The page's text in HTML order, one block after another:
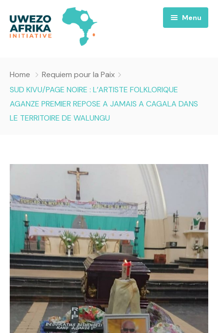
Menu
Nous
A propos
Projets
Santé
Politique
Technologies
Entreprenariat
Home
Requiem pour la Paix
SUD KIVU/PAGE NOIRE : L’ARTISTE FOLKLORIQUE
AGANZE PREMIER REPOSE A JAMAIS A CAGALA DANS
LE TERRITOIRE DE WALUNGU